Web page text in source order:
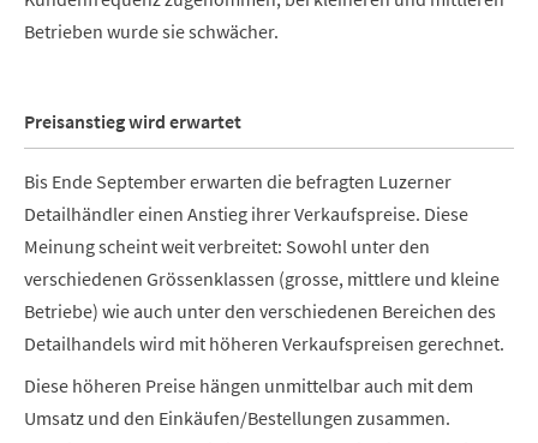
Betrieben wurde sie schwächer.
Preisanstieg wird erwartet
Bis Ende September erwarten die befragten Luzerner
Detailhändler einen Anstieg ihrer Verkaufspreise. Diese
Meinung scheint weit verbreitet: Sowohl unter den
verschiedenen Grössenklassen (grosse, mittlere und kleine
Betriebe) wie auch unter den verschiedenen Bereichen des
Detailhandels wird mit höheren Verkaufspreisen gerechnet.
Diese höheren Preise hängen unmittelbar auch mit dem
Umsatz und den Einkäufen/Bestellungen zusammen.